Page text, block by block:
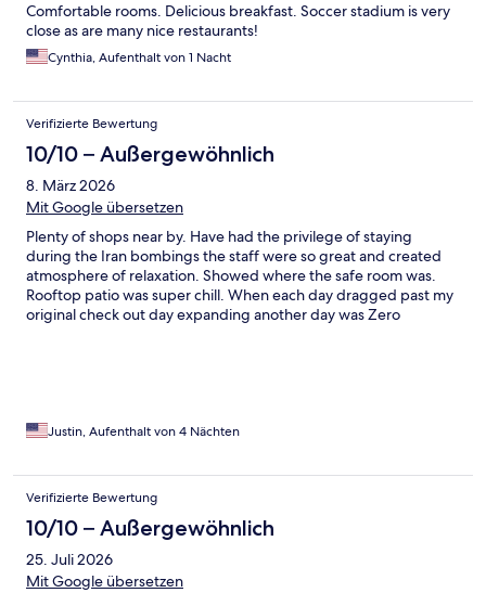
Comfortable rooms. Delicious breakfast. Soccer stadium is very
close as are many nice restaurants!
Cynthia, Aufenthalt von 1 Nacht
Verifizierte Bewertung
10/10 – Außergewöhnlich
8. März 2026
Mit Google übersetzen
Plenty of shops near by. Have had the privilege of staying
during the Iran bombings the staff were so great and created
atmosphere of relaxation. Showed where the safe room was.
Rooftop patio was super chill. When each day dragged past my
original check out day expanding another day was Zero
Justin, Aufenthalt von 4 Nächten
Verifizierte Bewertung
10/10 – Außergewöhnlich
25. Juli 2026
Mit Google übersetzen